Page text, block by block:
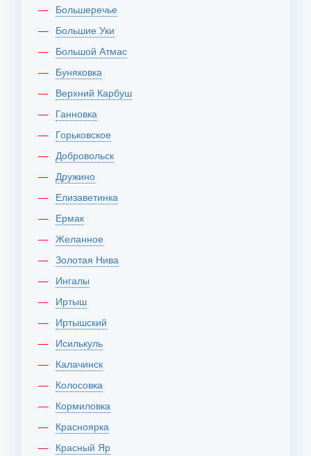
Большеречье
Большие Уки
Большой Атмас
Буняковка
Верхний Карбуш
Ганновка
Горьковское
Добровольск
Дружино
Елизаветинка
Ермак
Желанное
Золотая Нива
Ингалы
Иртыш
Иртышский
Исилькуль
Калачинск
Колосовка
Кормиловка
Красноярка
Красный Яр